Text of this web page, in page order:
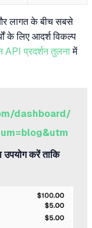
लागत के बीच सबसे
के लिए आदर्श विकल्प
API प्रदर्शन तुलनामें
dashboard/
उपयोग करें ताकि